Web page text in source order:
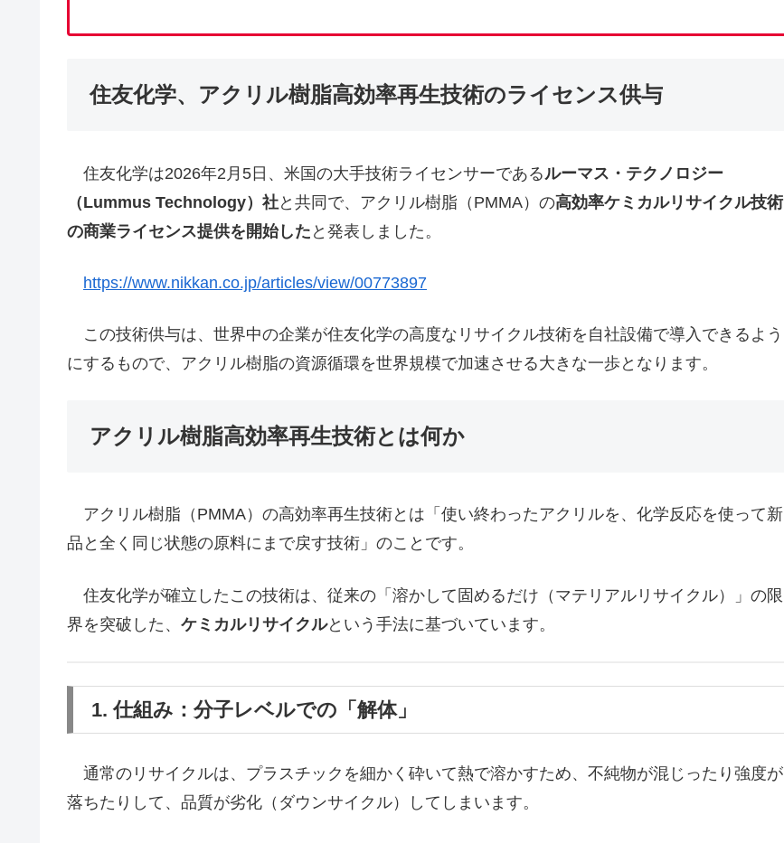
住友化学、アクリル樹脂高効率再生技術のライセンス供与
住友化学は2026年2月5日、米国の大手技術ライセンサーであるルーマス・テクノロジー
（Lummus Technology）社と共同で、アクリル樹脂（PMMA）の高効率ケミカルリサイクル技術
の商業ライセンス提供を開始した と発表しました。
https://www.nikkan.co.jp/articles/view/00773897
この技術供与は、世界中の企業が住友化学の高度なリサイクル技術を自社設備で導入できるよう
にするもので、アクリル樹脂の資源循環を世界規模で加速させる大きな一歩となります。
アクリル樹脂高効率再生技術とは何か
アクリル樹脂（PMMA）の高効率再生技術とは「使い終わったアクリルを、化学反応を使って新
品と全く同じ状態の原料にまで戻す技術」のことです。
住友化学が確立したこの技術は、従来の「溶かして固めるだけ（マテリアルリサイクル）」の限
界を突破した、 ケミカルリサイクルという手法に基づいています。
1. 仕組み：分子レベルでの「解体」
通常のリサイクルは、プラスチックを細かく砕いて熱で溶かすため、不純物が混じったり強度が
落ちたりして、品質が劣化（ダウンサイクル）してしまいます。